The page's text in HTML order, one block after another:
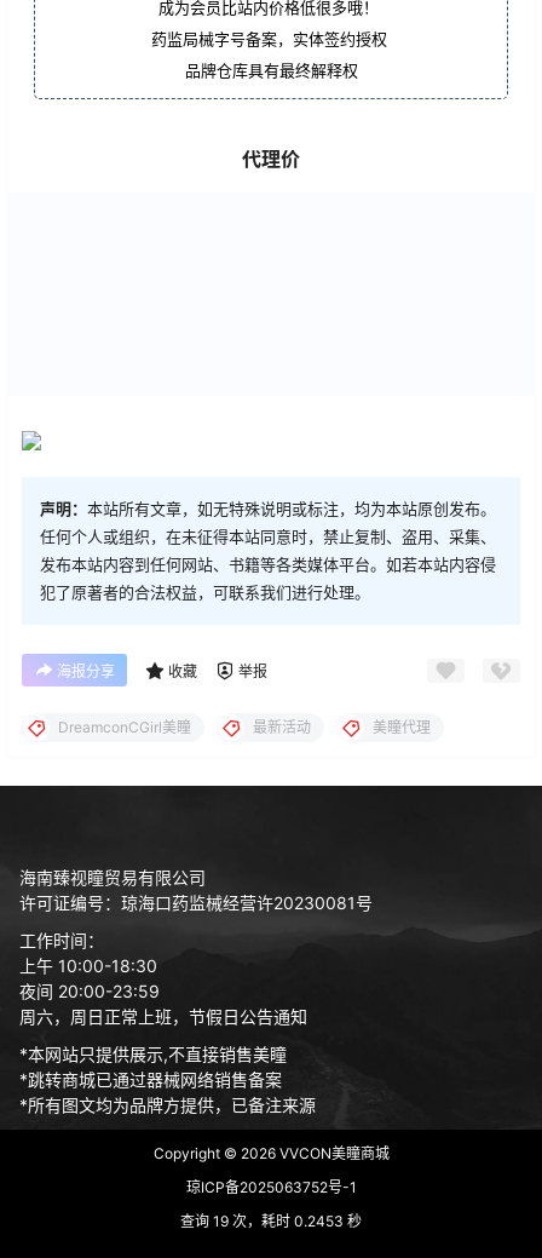
成为会员比站内价格低很多哦！
药监局械字号备案，实体签约授权
品牌仓库具有最终解释权
代理价
声明： 本站所有文章，如无特殊说明或标注，均为本站原创发布。
任何个人或组织，在未征得本站同意时，禁止复制、盗用、采集、
发布本站内容到任何网站、书籍等各类媒体平台。如若本站内容侵
犯了原著者的合法权益，可联系我们进行处理。
海报分享 收藏 举报
DreamconCGirl美瞳 最新活动 美瞳代理
海南臻视瞳贸易有限公司
许可证编号：琼海口药监械经营许20230081号
工作时间：
上午 10:00-18:30
夜间 20:00-23:59
周六，周日正常上班，节假日公告通知
*本网站只提供展示,不直接销售美瞳
*跳转商城已通过器械网络销售备案
*所有图文均为品牌方提供，已备注来源
Copyright © 2026VVCON美瞳商城
琼ICP备2025063752号-1
查询 19 次，耗时 0.2453 秒